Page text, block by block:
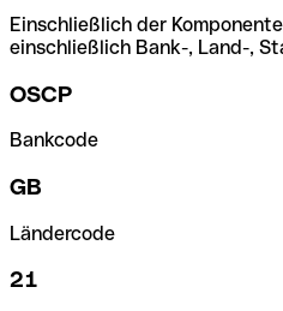
Einschließlich der
einschließlich Bank-, Land-,
OSCP
Bankcode
GB
Ländercode
21